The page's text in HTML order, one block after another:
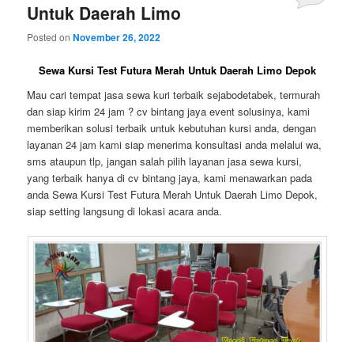
Untuk Daerah Limo
Posted onNovember 26, 2022
Sewa Kursi Test Futura Merah Untuk Daerah Limo Depok
Mau cari tempat jasa sewa kuri terbaik sejabodetabek, termurah
dan siap kirim 24 jam ? cv bintang jaya event solusinya, kami
memberikan solusi terbaik untuk kebutuhan kursi anda, dengan
layanan 24 jam kami siap menerima konsultasi anda melalui wa,
sms ataupun tlp, jangan salah pilih layanan jasa sewa kursi,
yang terbaik hanya di cv bintang jaya, kami menawarkan pada
anda Sewa Kursi Test Futura Merah Untuk Daerah Limo Depok,
siap setting langsung di lokasi acara anda.